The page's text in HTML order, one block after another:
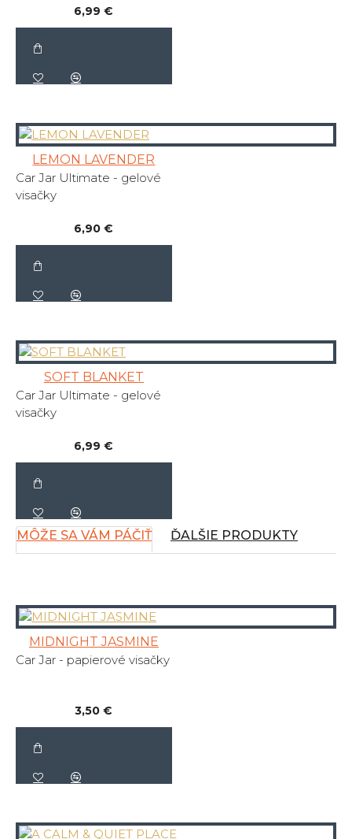
6,99 €
LEMON LAVENDER
Car Jar Ultimate - gelové
visačky
6,90 €
SOFT BLANKET
Car Jar Ultimate - gelové
visačky
6,99 €
MÔŽE SA VÁM PÁČIŤ ĎALŠIE PRODUKTY
MIDNIGHT JASMINE
Car Jar - papierové visačky
3,50 €